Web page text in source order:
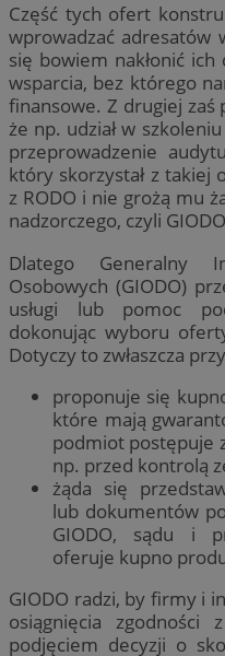
Część tych ofert
wprowadzać adresatów
się bowiem nakłonić
wsparcia, bez którego
finansowe. Z drugiej zaś
że np. udział w
przeprowadzenie
który skorzystał z takiej
z RODO i nie grożą mu
nadzorczego, czyli
Dlatego Generalny
Osobowych (GIODO)
usługi lub pomoc
dokonując wyboru
Dotyczy to zwłaszcza
proponuje się
które mają
podmiot postępuje
np. przed kontrolą
żąda się
lub dokumentów
GIODO, sądu i
oferuje kupno
GIODO radzi, by firmy i
osiągnięcia zgodności
podjęciem decyzji o